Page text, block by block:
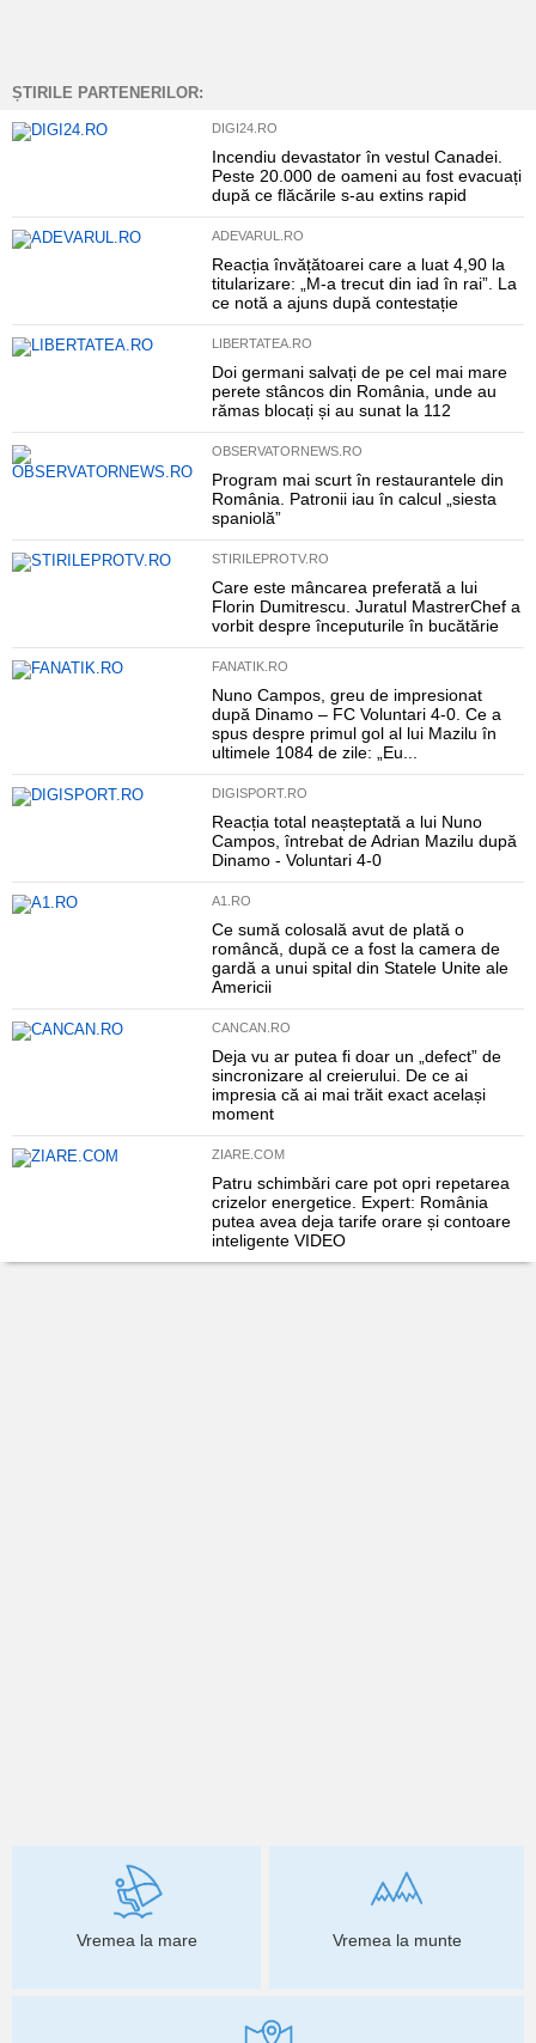
ȘTIRILE PARTENERILOR:
DIGI24.RO
Incendiu devastator în vestul Canadei.
Peste 20.000 de oameni au fost evacuați
după ce flăcările s-au extins rapid
ADEVARUL.RO
Reacția învățătoarei care a luat 4,90 la
titularizare: „M-a trecut din iad în rai”. La
ce notă a ajuns după contestație
LIBERTATEA.RO
Doi germani salvați de pe cel mai mare
perete stâncos din România, unde au
rămas blocați și au sunat la 112
OBSERVATORNEWS.RO
Program mai scurt în restaurantele din
România. Patronii iau în calcul „siesta
spaniolă”
STIRILEPROTV.RO
Care este mâncarea preferată a lui
Florin Dumitrescu. Juratul MastrerChef a
vorbit despre începuturile în bucătărie
FANATIK.RO
Nuno Campos, greu de impresionat
după Dinamo – FC Voluntari 4-0. Ce a
spus despre primul gol al lui Mazilu în
ultimele 1084 de zile: „Eu...
DIGISPORT.RO
Reacția total neașteptată a lui Nuno
Campos, întrebat de Adrian Mazilu după
Dinamo - Voluntari 4-0
A1.RO
Ce sumă colosală avut de plată o
româncă, după ce a fost la camera de
gardă a unui spital din Statele Unite ale
Americii
CANCAN.RO
Deja vu ar putea fi doar un „defect” de
sincronizare al creierului. De ce ai
impresia că ai mai trăit exact același
moment
ZIARE.COM
Patru schimbări care pot opri repetarea
crizelor energetice. Expert: România
putea avea deja tarife orare și contoare
inteligente VIDEO
Vremea la mare Vremea la munte